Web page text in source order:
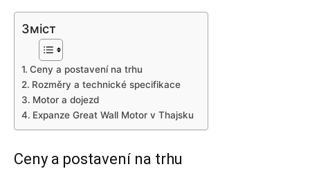
Зміст
Ceny a postavení na trhu
Rozměry a technické specifikace
Motor a dojezd
Expanze Great Wall Motor v Thajsku
Ceny a postavení na trhu